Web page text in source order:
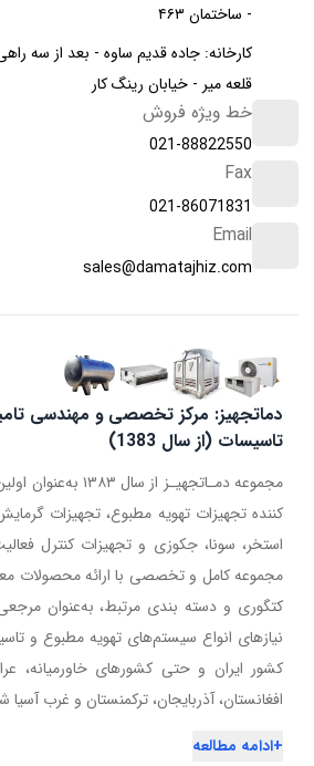
- ساختمان ۴۶۳
کارخانه: جاده قدیم ساوه - بعد از سه
قلعه میر - خیابان رینگ کار
خط ویژه فروش
021-88822550
Fax
021-86071831
Email
sales@damatajhiz.com
دماتجهیز: مرکز تخصصی و مهندسی
تاسیسات (از سال 1383)
مجموعه دمـاتجهیـز
کننده تجهیزات تهویه مطبوع، تجهیزات
استخر، سونا، جکوزی و تجهیزات کنترل
کتگوری و دسته بندی مرتبط، به‌عنوان مرجعی
نیازهای انواع سیستم‌های تهویه مطبوع و
کشور ایران و حتی کشورهای خاورمیانه،
افغانستان، آذربایجان، ترکمنستان و غرب
+ادامه مطالعه